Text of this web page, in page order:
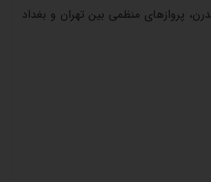
پروازهای منظمی بین تهران و بغداد